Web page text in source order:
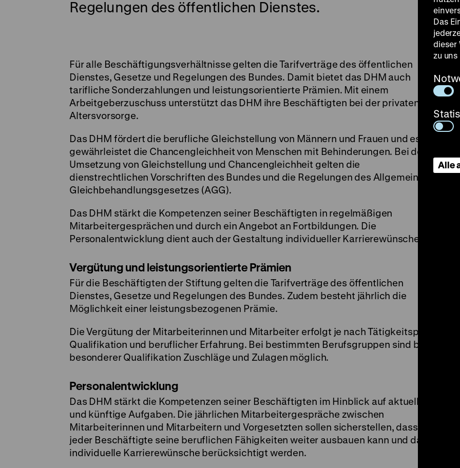
Regelungen des öffentlichen Dienstes.
Für alle Beschäftigungsverhältnisse gelten die Tarifverträge des öffentlichen
Dienstes, Gesetze und Regelungen des Bundes. Damit bietet das DHM auch
tarifliche Sonderzahlungen und leistungsorientierte Prämien. Mit einem
Arbeitgeberzuschuss unterstützt das DHM ihre Beschäftigten bei der privaten
Altersvorsorge.
Das DHM fördert die berufliche Gleichstellung von Männern und Frauen und es
gewährleistet die Chancengleichheit von Menschen mit Behinderungen. Bei der
Umsetzung von Gleichstellung und Chancengleichheit gelten die
dienstrechtlichen Vorschriften des Bundes und die Regelungen des Allgemeinen
Gleichbehandlungsgesetzes (AGG).
Das DHM stärkt die Kompetenzen seiner Beschäftigten in regelmäßigen
Mitarbeitergesprächen und durch ein Angebot an Fortbildungen. Die
Personalentwicklung dient auch der Gestaltung individueller Karrierewünsche.
Vergütung und leistungsorientierte Prämien
Für die Beschäftigten der Stiftung gelten die Tarifverträge des öffentlichen
Dienstes, Gesetze und Regelungen des Bundes. Zudem besteht jährlich die
Möglichkeit einer leistungsbezogenen Prämie.
Die Vergütung der Mitarbeiterinnen und Mitarbeiter erfolgt je nach Tätigkeitsprofil,
Qualifikation und beruflicher Erfahrung. Bei bestimmten Berufsgruppen sind bei
besonderer Qualifikation Zuschläge und Zulagen möglich.
Personalentwicklung
Das DHM stärkt die Kompetenzen seiner Beschäftigten im Hinblick auf aktuelle
und künftige Aufgaben. Die jährlichen Mitarbeitergespräche zwischen
Mitarbeiterinnen und Mitarbeitern und Vorgesetzten sollen sicherstellen, dass
jeder Beschäftigte seine beruflichen Fähigkeiten weiter ausbauen kann und dass
individuelle Karrierewünsche berücksichtigt werden.
Das
dieser
zu uns
Alle